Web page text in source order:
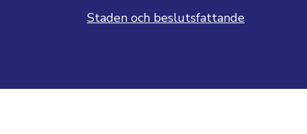
Staden och beslutsfattande